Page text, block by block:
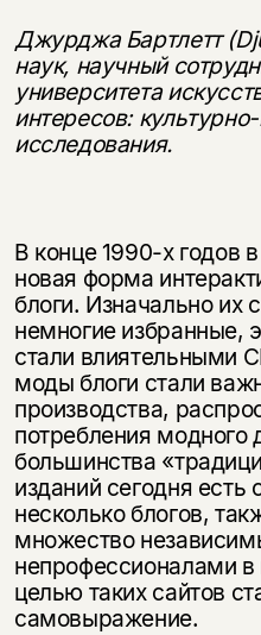
Джурджа Бартлетт
наук, научный
университета
интересов:
исследования.
В конце 1990-х годов
новая форма
блоги. Изначально их
немногие избранные,
стали влиятельными
моды блоги стали
производства,
потребления модного
большин­ства
изданий сегодня есть
несколько блогов,
множество
непрофессионалами
целью таких сайтов
самовыражение.